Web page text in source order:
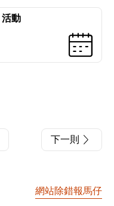
活動
下一則
網站除錯報馬仔